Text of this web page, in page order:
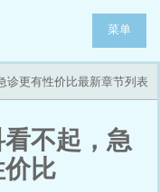
菜单
诊更有性价比最新章节列表
不起，急
比